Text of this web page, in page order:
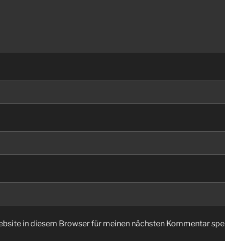
in diesem Browser für meinen nächsten Kommentar